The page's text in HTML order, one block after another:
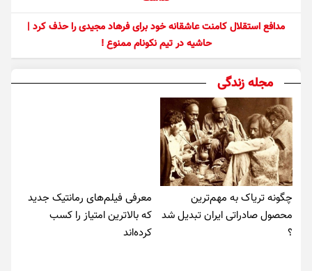
مدافع استقلال کامنت عاشقانه خود برای فرهاد مجیدی را حذف کرد |
حاشیه در تیم نکونام ممنوع !
مجله زندگی
چگونه تریاک به مهم‌ترین
محصول صادراتی ایران تبدیل شد
؟
معرفی فیلم‌های رمانتیک جدید
که بالاترین امتیاز را کسب
کرده‌اند